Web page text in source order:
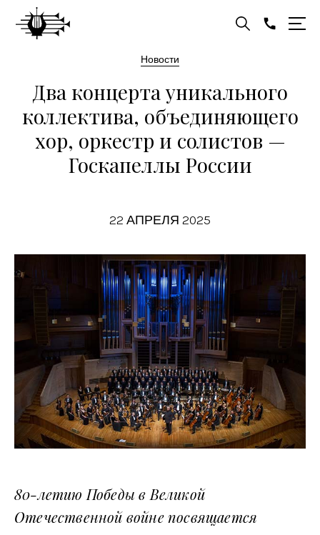
Новости
Два концерта уникального
коллектива, объединяющего
хор, оркестр и солистов —
Госкапеллы России
22 АПРЕЛЯ 2025
80-летию Победы в Великой
Отечественной войне посвящается